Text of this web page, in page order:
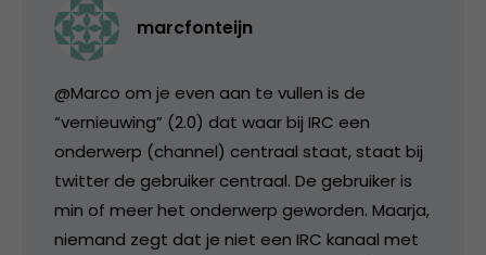
marcfonteijn
@Marco om je even aan te vullen is de
“vernieuwing” (2.0) dat waar bij IRC een
onderwerp (channel) centraal staat, staat bij
twitter de gebruiker centraal. De gebruiker is
min of meer het onderwerp geworden. Maarja,
niemand zegt dat je niet een IRC kanaal met